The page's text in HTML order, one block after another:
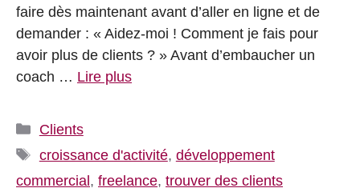
faire dès maintenant avant d’aller en ligne et de
demander : « Aidez-moi ! Comment je fais pour
avoir plus de clients ? » Avant d’embaucher un
coach … Lire plus
Catégories
Clients
Étiquettes
croissance d'activité, développement
commercial , freelance, trouver des clients